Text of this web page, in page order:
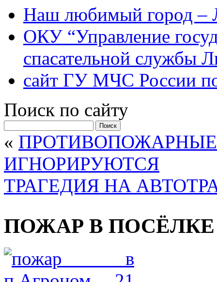
Наш любимый город –
ОКУ “Управление
спасательной службы
сайт ГУ МЧС России
Поиск по сайту
«
ИГНОРИРУЮТСЯ
ТРАГЕДИЯ НА
ПОЖАР В